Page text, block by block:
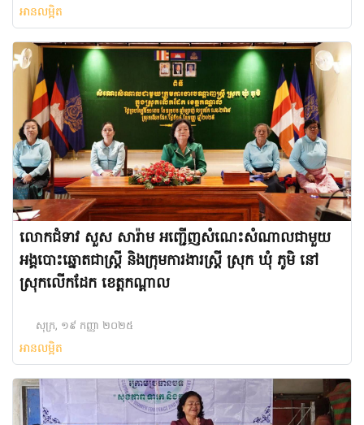
អានលម្អិត
លោកជំទាវ សួស សារ៉ាម អញ្ជើញសំណេះសំណាលជាមួយ
អង្គបោះឆ្នោតជាស្ត្រី និងក្រុមការងារស្ត្រី ស្រុក ឃុំ ភូមិ នៅ
ស្រុកលើកដែក ខេត្តកណ្តាល
សុក្រ, ១៩ កញ្ញា ២០២៥
អានលម្អិត